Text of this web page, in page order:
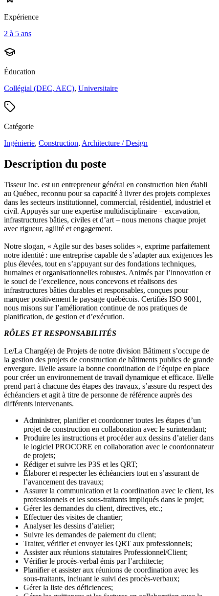
Expérience
2 à 5 ans
Éducation
Collégial (DEC, AEC), Universitaire
Catégorie
Ingénierie, Construction, Architecture / Design
Description du poste
Tisseur Inc. est un entrepreneur général en construction bien établi
au Québec, reconnu pour sa capacité à livrer des projets complexes
dans les secteurs institutionnel, commercial, résidentiel, industriel et
civil. Appuyés sur une expertise multidisciplinaire – excavation,
infrastructures bâties, civiles et d’art – nous menons chaque projet
avec rigueur, agilité et engagement.
Notre slogan, « Agile sur des bases solides », exprime parfaitement
notre identité : une entreprise capable de s’adapter aux exigences les
plus élevées, tout en s’appuyant sur des fondations techniques,
humaines et organisationnelles robustes. Animés par l’innovation et
le souci de l’excellence, nous concevons et réalisons des
infrastructures bâties durables et responsables, conçues pour
marquer positivement le paysage québécois. Certifiés ISO 9001,
nous misons sur l’amélioration continue de nos pratiques de
planification, de gestion et d’exécution.
RÔLES ET RESPONSABILITÉS
Le/La Chargé(e) de Projets de notre division Bâtiment s’occupe de
la gestion des projets de construction de bâtiments publics de grande
envergure. Il/elle assure la bonne coordination de l’équipe en place
pour créer un environnement de travail dynamique et efficace. Il/elle
prend part à chacune des étapes des travaux, s’assure du respect des
échéanciers et agit à titre de personne de référence auprès des
différents intervenants.
Administrer, planifier et coordonner toutes les étapes d’un
projet de construction en collaboration avec le surintendant;
Produire les instructions et procéder aux dessins d’atelier dans
le logiciel PROCORE en collaboration avec le coordonnateur
de projets;
Rédiger et suivre les P3S et les QRT;
Élaborer et respecter les échéanciers tout en s’assurant de
l’avancement des travaux;
Assurer la communication et la coordination avec le client, les
professionnels et les sous-traitants impliqués dans le projet;
Gérer les demandes du client, directives, etc.;
Effectuer des visites de chantier;
Analyser les dessins d’atelier;
Suivre les demandes de paiement du client;
Traiter, vérifier et envoyer les QRT aux professionnels;
Assister aux réunions statutaires Professionnel/Client;
Vérifier le procès-verbal émis par l’architecte;
Planifier et assister aux réunions de coordination avec les
sous-traitants, incluant le suivi des procès-verbaux;
Gérer la liste des déficiences;